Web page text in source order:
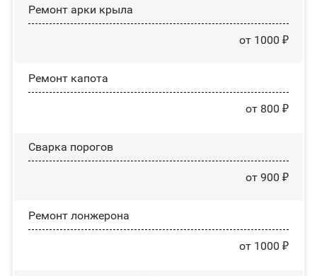
Ремонт арки крыла
от 1000 ₽
Ремонт капота
от 800 ₽
Сварка порогов
от 900 ₽
Ремонт лонжерона
от 1000 ₽